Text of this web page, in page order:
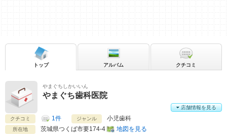
やまぐちしかいいん
やまぐち歯科医院
クチコミ 1件 ジャンル 小児歯科
所在地 茨城県つくば市要174-4 地図を見る
店舗情報を見る
トップ アルバム クチコミ